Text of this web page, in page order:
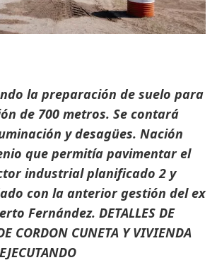
la preparación de suelo para
de 700 metros. Se contará
y desagües. Nación
que permitía pavimentar el
industrial planificado 2 y
con la anterior gestión del ex
Fernández. DETALLES DE
CORDON CUNETA Y VIVIENDA